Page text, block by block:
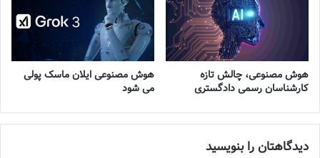
هوش مصنوعی، چالش تازه
کارشناسان رسمی دادگستری
هوش مصنوعی ایلان ماسک پولی
می شود
دیدگاهتان را بنویسید